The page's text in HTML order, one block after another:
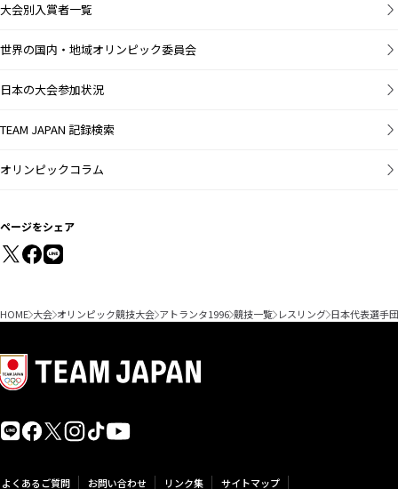
大会別入賞者一覧
世界の国内・地域オリンピック委員会
日本の大会参加状況
TEAM JAPAN 記録検索
オリンピックコラム
ページをシェア
HOME 大会 オリンピック競技大会 アトランタ1996 競技一覧 レスリング 日本代表選手団
よくあるご質問 お問い合わせ リンク集 サイトマップ